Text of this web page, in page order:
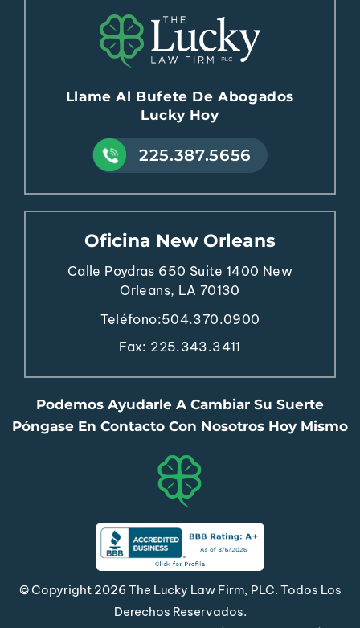
Llame Al Bufete De Abogados
Lucky Hoy
225.387.5656
Oficina New Orleans
Calle Poydras 650 Suite 1400 New
Orleans, LA 70130
Teléfono:504.370.0900
Fax: 225.343.3411
Podemos Ayudarle A Cambiar Su Suerte
Póngase En Contacto Con Nosotros Hoy Mismo
© Copyright 2026 The Lucky Law Firm, PLC. Todos Los
Derechos Reservados.